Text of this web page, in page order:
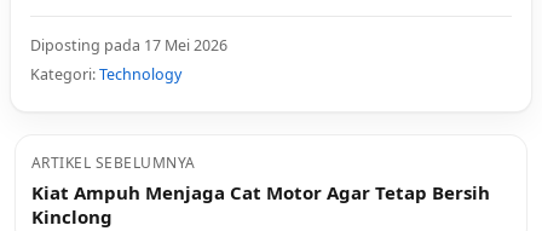
Diposting pada 17 Mei 2026
Kategori:Technology
ARTIKEL SEBELUMNYA
Kiat Ampuh Menjaga Cat Motor Agar Tetap Bersih
Kinclong